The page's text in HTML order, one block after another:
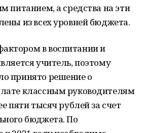
питанием, а средства на эти
из всех уровней бюджета.
в воспитании и
учитель, поэтому
принято решение о
классным руководителям
пяти тысяч рублей за счет
бюджета. По